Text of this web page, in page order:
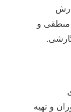
منطقی و
و تهیه